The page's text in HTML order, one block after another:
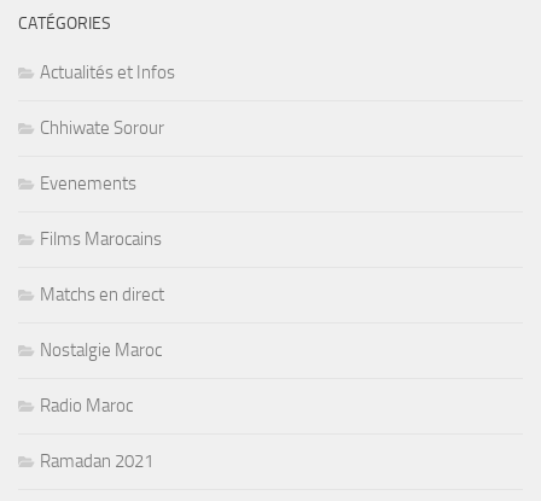
CATÉGORIES
Actualités et Infos
Chhiwate Sorour
Evenements
Films Marocains
Matchs en direct
Nostalgie Maroc
Radio Maroc
Ramadan 2021